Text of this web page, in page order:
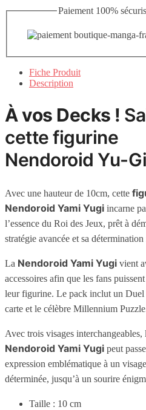
Paiement 100%
Fiche Produit
Description
À vos Decks !
cette figurine
Nendoroid Yu-
Avec une hauteur de 10cm, cette
Nendoroid Yami Yugi incarne
l’essence du Roi des Jeux, prêt à
stratégie avancée et sa
La Nendoroid Yami Yugi vient
accessoires afin que les fans
leur figurine. Le pack inclut un
carte et le célèbre Millennium
Avec trois visages interchangeables,
Nendoroid Yami Yugi peut
expression emblématique à un
déterminée, jusqu’à un sourire
Taille : 10 cm